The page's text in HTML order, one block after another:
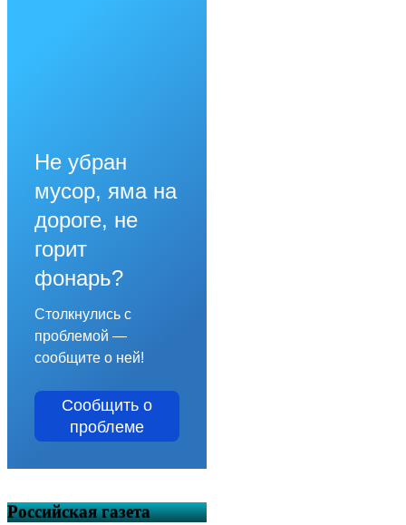
Не убран
мусор, яма на
дороге, не
горит
фонарь?
Столкнулись с
проблемой —
сообщите о ней!
Сообщить о
проблеме
Российская газета